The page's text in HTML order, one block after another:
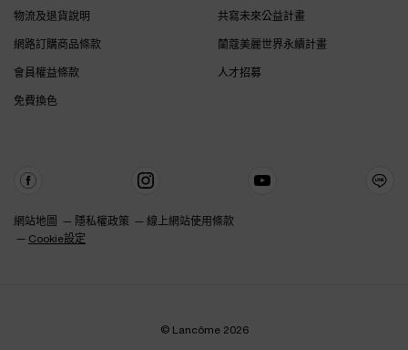
物流及退貨說明
網路訂購商品條款
會員權益條款
免費換色
共寫未來公益計畫
蘭蔻美麗世界永續計畫
人才招募
網站地圖 隱私權政策
線上網站使用條款
Cookie設定
© Lancôme 2026